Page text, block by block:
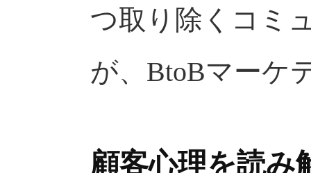
つ取り除くコミ
が、BtoBマーケ
顧客心理を読み